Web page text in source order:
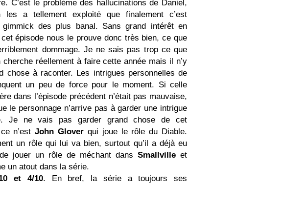
C’est le problème des hallucinations de Daniel,
les a tellement exploité que finalement c’est
gimmick des plus banal. Sans grand intérêt en
épisode nous le prouve donc très bien, ce que
dommage. Je ne sais pas trop ce que
cherche réellement à faire cette année mais il n’y
chose à raconter. Les intrigues personnelles de
un peu de force pour le moment. Si celle
dans l’épisode précédent n’était pas mauvaise,
le personnage n’arrive pas à garder une intrigue
Je ne vais pas garder grand chose de cet
n’estJohn Glover qui joue le rôle du Diable.
un rôle qui lui va bien, surtout qu’il a déjà eu
de jouer un rôle de méchant dans Smallville et
un atout dans la série.
et 4/10. En bref, la série a toujours ses